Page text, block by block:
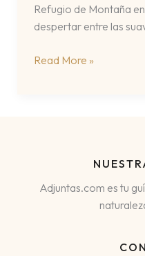
Refugio de Montaña
despertar entre las
Hacienda
Read More »
Adjuntas.com es tu